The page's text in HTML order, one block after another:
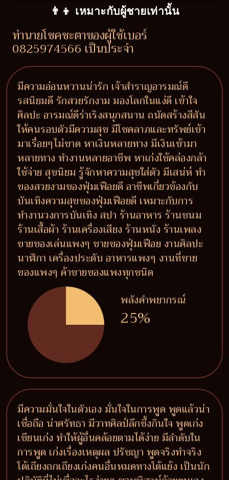
👨‍👦 เหมาะกับผู้ชายเท่านั้น
ทำนายโชคชะตาของผู้ใช้เบอร์
0825974566 เป็นประจำ
มีความอ่อนหวานน่ารัก เจ้าสำราญอารมณ์ดี
รสนิยมดี รักสวยรักงาม มองโลกในแง่ดี เข้าใจ
ศิลปะ อารมณ์ดีร่าเริงสนุกสนาน ถนัดสร้างสีสัน
ให้คนรอบตัวมีความสุข มีโชคลาภและทรัพย์เข้า
มาเรื่อยๆไม่ขาด หาเงินหลายทาง มีเงินเข้ามา
หลายทาง ทำงานหลายอาชีพ หาเก่งใช้คล่องกล้า
ใช้จ่าย สุขนิยม รู้จักหาความสุขใส่ตัว มีเสน่ห์ ทำ
ของสวยงามของฟุ่มเฟือยดี อาชีพเกี่ยวข้องกับ
บันเทิงความสุขของฟุ่มเฟือยดี เหมาะกับการ
ทำงานวงการบันเทิง สปา ร้านอาหาร ร้านขนม
ร้านเสื้อผ้า ร้านเครื่องเสียง ร้านหนัง ร้านเพลง
ขายของเล่นแพงๆ ขายของฟุ่มเฟือย งานศิลปะ
นาฬิกา เครื่องประดับ อาหารแพงๆ งานที่ขาย
ของแพงๆ ค้าขายของแพงทุกชนิด
พลังคำพยากรณ์
25%
มีความมั่นใจในตัวเอง มั่นใจในการพูด พูดแล้วน่า
เชื่อถือ น่าศรัทธา มีวาทศิลป์ลึกซึ้งกินใจ พูดเก่ง
เขียนเก่ง ทำให้ผู้อื่นคล้อยตามได้ง่าย มีลำดับใน
การพูด เก่งเรื่องเหตุผล ปรัชญา พูดจริงทำจริง
โต้เถียงถกเถียงเก่งคนอื่นหมดทางโต้แย้ง เป็นนัก